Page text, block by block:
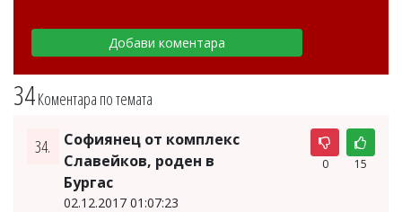
34Коментара по темата
34.
Софиянец от комплекс
Славейков, роден в
Бургас
02.12.2017 01:07:23
0 15